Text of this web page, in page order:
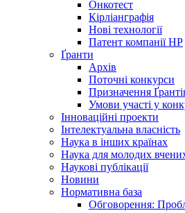
Онкотест
Кірліанграфія
Нові технології
Патент компанії HP
Ґранти
Архів
Поточні конкурси
Призначення
Умови участі у
Інноваційні проекти
Інтелектуальна власність
Наука в інших країнах
Наука для молодих
Наукові публікації
Новини
Нормативна база
Обговорення: